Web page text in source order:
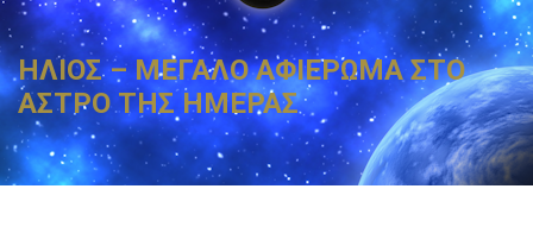
ΗΛΙΟΣ – ΜΕΓΑΛΟ ΑΦΙΕΡΩΜΑ ΣΤΟ
ΑΣΤΡΟ ΤΗΣ ΗΜΕΡΑΣ